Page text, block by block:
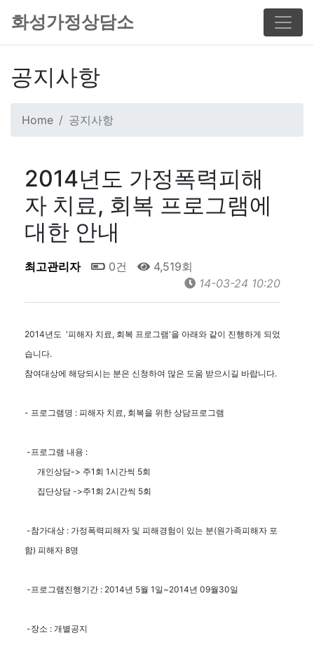
화성가정상담소
공지사항
Home 공지사항
2014년도 가정폭력피해
자 치료, 회복 프로그램에
대한 안내
최고관리자 0건
4,519회
14-03-24 10:20
2014년도 '피해자 치료, 회복 프로그램'을 아래와 같이 진행하게 되었
습니다.
참여대상에 해당되시는 분은 신청하여 많은 도움 받으시길 바랍니다.
- 프로그램명 : 피해자 치료, 회복을 위한 상담프로그램
-프로그램 내용 :
개인상담-> 주1회 1시간씩 5회
집단상담 ->주1회 2시간씩 5회
-참가대상 : 가정폭력피해자 및 피해경험이 있는 분(원가족피해자 포
함) 피해자 8명
-프로그램진행기간 : 2014년 5월 1일~2014년 09월30일
-장소 : 개별공지